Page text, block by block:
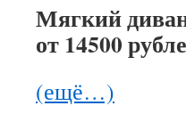
Мягкий
от 14500
(ещё…)